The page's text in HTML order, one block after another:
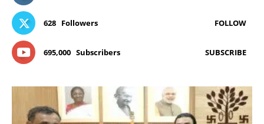
628 Followers FOLLOW
695,000 Subscribers SUBSCRIBE